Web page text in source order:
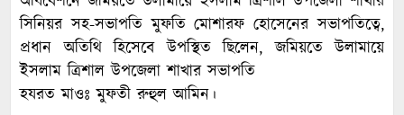
সিনিয়র সহ-সভাপতি মুফতি মোশারফ হোসেনের সভাপতিত্বে,
প্রধান অতিথি হিসেবে উপস্থিত ছিলেন, জমিয়তে উলামায়ে
ইসলাম ত্রিশাল উপজেলা শাখার সভাপতি
হযরত মাওঃ মুফতী রুহুল আমিন।